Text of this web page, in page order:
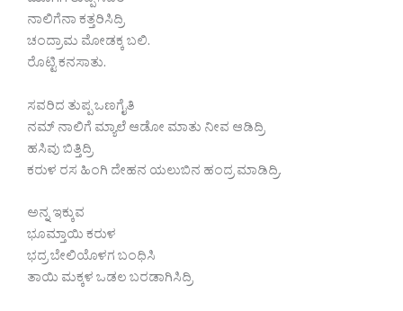
ನಾಲಿಗೆನಾ ಕತ್ತರಿಸಿದ್ರಿ
ಚಂದ್ರಾಮ ಮೋಡಕ್ಕ ಬಲಿ.
ರೊಟ್ಟಿ ಕನಸಾತು.
ಸವರಿದ ತುಪ್ಪ ಒಣಗೈತಿ
ನಮ್ ನಾಲಿಗೆ ಮ್ಯಾಲೆ ಆಡೋ ಮಾತು ನೀವ ಆಡಿದ್ರಿ
ಹಸಿವು ಬಿತ್ತಿದ್ರಿ
ಕರುಳ ರಸ ಹಿಂಗಿ ದೇಹನ ಯಲುಬಿನ ಹಂದ್ರ ಮಾಡಿದ್ರಿ.
ಅನ್ನ ಇಕ್ಕುವ
ಭೂಮ್ತಾಯಿ ಕರುಳ
ಭದ್ರ ಬೇಲಿಯೊಳಗ ಬಂಧಿಸಿ
ತಾಯಿ ಮಕ್ಕಳ ಒಡಲ ಬರಡಾಗಿಸಿದ್ರಿ